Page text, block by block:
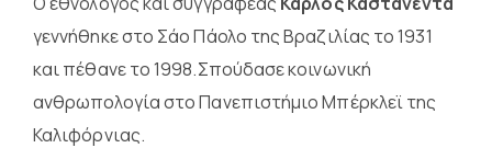
γεννήθηκε στο Σάο Πάολο της Βραζιλίας το 1931
και πέθανε το 1998.Σπούδασε κοινωνική
ανθρωπολογία στο Πανεπιστήμιο Μπέρκλεϊ της
Καλιφόρνιας.